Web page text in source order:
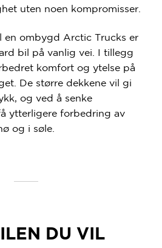
uten noen kompromisser.
en ombygd Arctic Trucks er
bil på vanlig vei. I tillegg
komfort og ytelse på
De større dekkene vil gi
og ved å senke
ytterligere forbedring av
og i søle.
DU VIL